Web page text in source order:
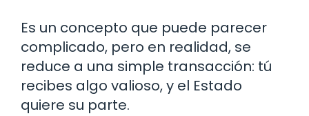
Es un concepto que puede parecer
complicado, pero en realidad, se
reduce a una simple transacción: tú
recibes algo valioso, y el Estado
quiere su parte.